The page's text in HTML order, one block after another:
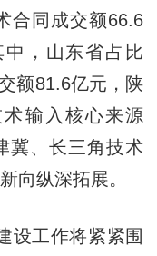
合同成交额66.6
，山东省占比
额81.6亿元，陕
输入核心来源
冀、长三角技术
向纵深拓展。
工作将紧紧围